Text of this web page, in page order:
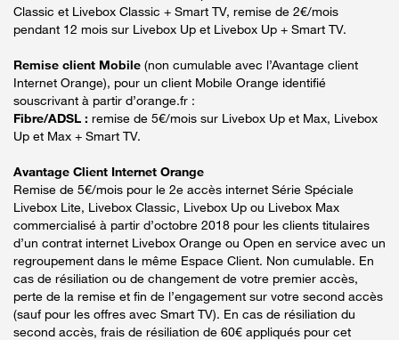
Classic et Livebox Classic + Smart TV, remise de 2€/mois
pendant 12 mois sur Livebox Up et Livebox Up + Smart TV.
Remise client Mobile (non cumulable avec l’Avantage client
Internet Orange), pour un client Mobile Orange identifié
souscrivant à partir d’orange.fr :
Fibre/ADSL : remise de 5€/mois sur Livebox Up et Max, Livebox
Up et Max + Smart TV.
Avantage Client Internet Orange
Remise de 5€/mois pour le 2e accès internet Série Spéciale
Livebox Lite, Livebox Classic, Livebox Up ou Livebox Max
commercialisé à partir d’octobre 2018 pour les clients titulaires
d’un contrat internet Livebox Orange ou Open en service avec un
regroupement dans le même Espace Client. Non cumulable. En
cas de résiliation ou de changement de votre premier accès,
perte de la remise et fin de l’engagement sur votre second accès
(sauf pour les offres avec Smart TV). En cas de résiliation du
second accès, frais de résiliation de 60€ appliqués pour cet